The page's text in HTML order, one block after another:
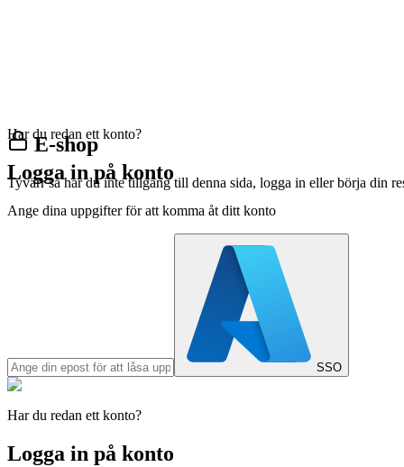
E-shop
Tyvärr så har du inte tillgång till denna sida, logga in eller börja din
Har du redan ett konto?
Logga in på konto
Ange dina uppgifter för att komma åt ditt konto
SSO
Har du redan ett konto?
Logga in på konto